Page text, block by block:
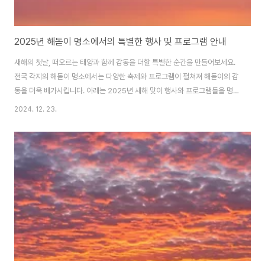
2025년 해돋이 명소에서의 특별한 행사 및 프로그램 안내
새해의 첫날, 떠오르는 태양과 함께 감동을 더할 특별한 순간을 만들어보세요.
전국 각지의 해돋이 명소에서는 다양한 축제와 프로그램이 펼쳐져 해돋이의 감
동을 더욱 배가시킵니다. 아래는 2025년 새해 맞이 행사와 프로그램들을 명
소별로 소개합니다.1. 정동진 해맞이 축제 (강원도 강릉)행사 내용:정동진 해변
등의 프로그램이 마련됩니다.모래시계 공원에서 진행되는 ‘새해 카운트다운’
이벤트로 특별한 순간을 함께 맞이할 수 있습니다.특징:정동진은 세계에서 바
다와 가장 가까운 기차역이 위치한 곳으로, 해변에서 새해 첫 태양을 맞이하는
특별한 경험을 제공합니다.추천 팁:강릉역에서 정동진역까지 KTX로 빠르게
이동이 가능합니다.새벽의 추위를 ..
2024. 12. 23.